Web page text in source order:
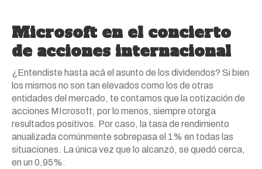
Microsoft en el concierto
de acciones internacional
¿Entendiste hasta acá el asunto de los dividendos? Si bien
los mismos no son tan elevados como los de otras
entidades del mercado, te contamos que la cotización de
acciones MIcrosoft, por lo menos, siempre otorga
resultados positivos. Por caso, la tasa de rendimiento
anualizada comúnmente sobrepasa el 1% en todas las
situaciones. La única vez que lo alcanzó, se quedó cerca,
en un 0,95%.